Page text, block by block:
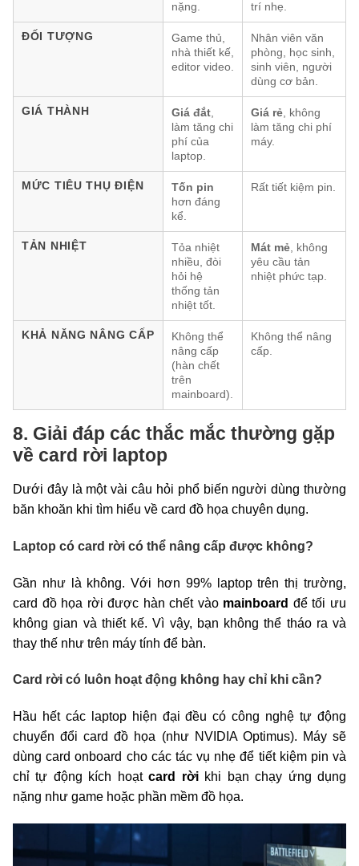
nặng. trí nhẹ.
ĐỐI TƯỢNG
Game thủ,
nhà thiết kế,
editor video.
Nhân viên văn
phòng, học sinh,
sinh viên, người
dùng cơ bản.
GIÁ THÀNH Giá đắt
làm tăng chi
phí của
laptop.
Giá rẻ , không
làm tăng chi phí
máy.
MỨC TIÊU THỤ ĐIỆN
Tốn pin
hơn đáng
kể.
Rất tiết kiệm pin.
TẢN NHIỆT
Tỏa nhiệt
nhiều, đòi
hỏi hệ
thống tản
nhiệt tốt.
Mát mẻ , không
yêu cầu tản
nhiệt phức tạp.
KHẢ NĂNG NÂNG CẤP
Không thể
nâng cấp
(hàn chết
trên
mainboard).
Không thể nâng
cấp.
8. Giải đáp các thắc mắc thường gặp
về card rời laptop
Dưới đây là một vài câu hỏi phổ biến người dùng thường
băn khoăn khi tìm hiểu về card đồ họa chuyên dụng.
Laptop có card rời có thể nâng cấp được không?
Gần như là không. Với hơn 99% laptop trên thị trường,
card đồ họa rời được hàn chết vào mainboard để tối ưu
không gian và thiết kế. Vì vậy, bạn không thể tháo ra và
thay thế như trên máy tính để bàn.
Card rời có luôn hoạt động không hay chỉ khi cần?
Hầu hết các laptop hiện đại đều có công nghệ tự động
chuyển đổi card đồ họa (như NVIDIA Optimus). Máy sẽ
dùng card onboard cho các tác vụ nhẹ để tiết kiệm pin và
chỉ tự động kích hoạtcard rờikhi bạn chạy ứng dụng
nặng như game hoặc phần mềm đồ họa.